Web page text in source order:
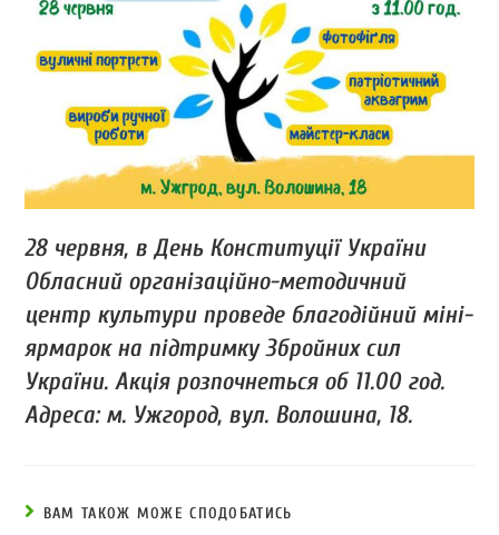
28 червня, в День Конституції України
Обласний організаційно-методичний
центр культури проведе благодійний міні-
ярмарок на підтримку Збройних сил
України. Акція розпочнеться об 11.00 год.
Адреса: м. Ужгород, вул. Волошина, 18.
ВАМ ТАКОЖ МОЖЕ СПОДОБАТИСЬ